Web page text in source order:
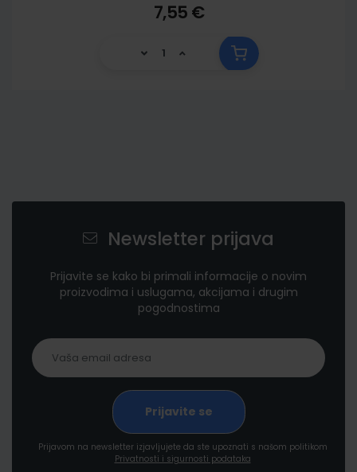
7,55 €
Newsletter prijava
Prijavite se kako bi primali informacije o novim
proizvodima i uslugama, akcijama i drugim
pogodnostima
Prijavom na newsletter izjavljujete da ste upoznati s našom politikom
Privatnosti i sigurnosti podataka